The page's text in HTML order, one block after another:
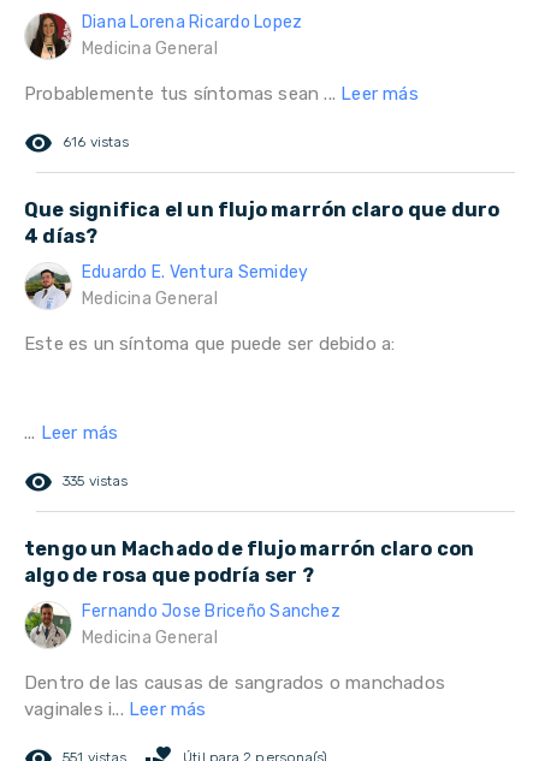
Diana Lorena Ricardo Lopez
Medicina General
Probablemente tus síntomas sean ... Leer más
remove_red_eye 616 vistas
Que significa el un flujo marrón claro que duro
4 días?
Eduardo E. Ventura Semidey
Medicina General
Este es un síntoma que puede ser debido a:
... Leer más
remove_red_eye 335 vistas
tengo un Machado de flujo marrón claro con
algo de rosa que podría ser ?
Fernando Jose Briceño Sanchez
Medicina General
Dentro de las causas de sangrados o manchados
vaginales i... Leer más